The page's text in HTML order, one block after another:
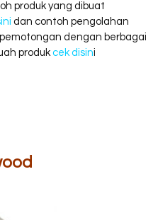
produk yang dibuat
dan contoh pengolahan
dengan berbagai
produkcek disini